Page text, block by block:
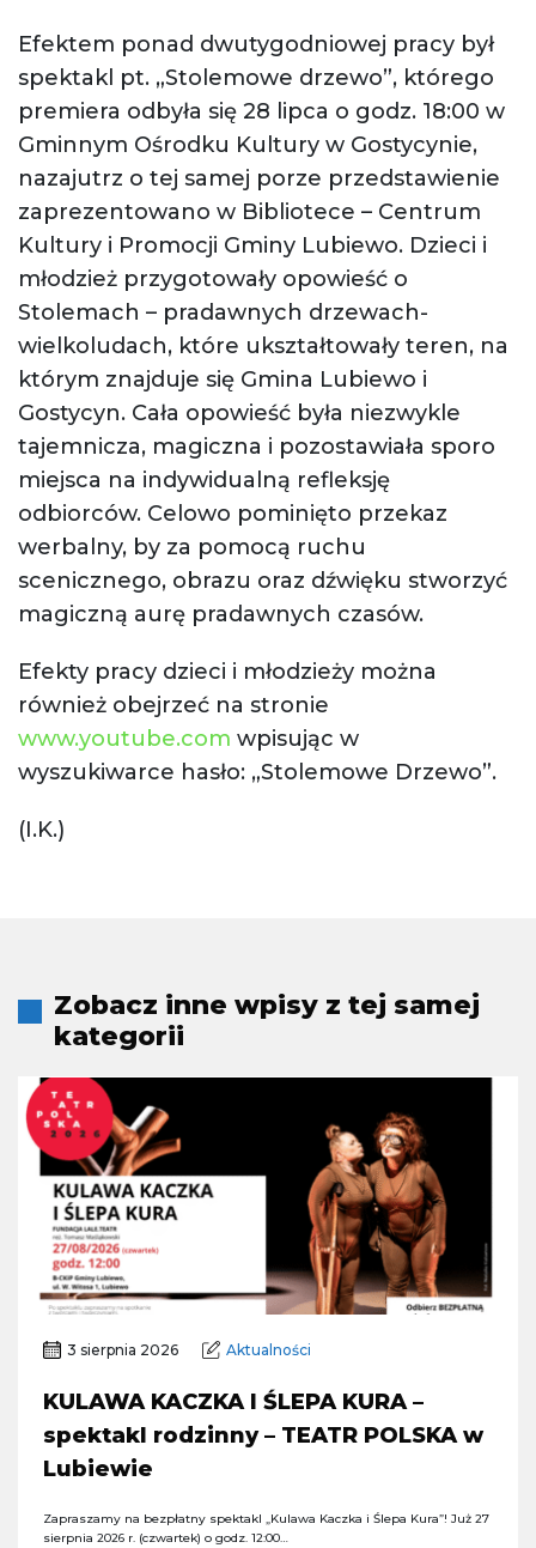
Efektem ponad dwutygodniowej pracy był
spektakl pt. „Stolemowe drzewo”, którego
premiera odbyła się 28 lipca o godz. 18:00 w
Gminnym Ośrodku Kultury w Gostycynie,
nazajutrz o tej samej porze przedstawienie
zaprezentowano w Bibliotece – Centrum
Kultury i Promocji Gminy Lubiewo. Dzieci i
młodzież przygotowały opowieść o
Stolemach – pradawnych drzewach-
wielkoludach, które ukształtowały teren, na
którym znajduje się Gmina Lubiewo i
Gostycyn. Cała opowieść była niezwykle
tajemnicza, magiczna i pozostawiała sporo
miejsca na indywidualną refleksję
odbiorców. Celowo pominięto przekaz
werbalny, by za pomocą ruchu
scenicznego, obrazu oraz dźwięku stworzyć
magiczną aurę pradawnych czasów.
Efekty pracy dzieci i młodzieży można
również obejrzeć na stronie
www.youtube.com wpisując w
wyszukiwarce hasło: „Stolemowe Drzewo”.
(I.K.)
Zobacz inne wpisy z tej samej
kategorii
3 sierpnia 2026 Aktualności
KULAWA KACZKA I ŚLEPA KURA –
spektakl rodzinny – TEATR POLSKA w
Lubiewie
Zapraszamy na bezpłatny spektakl „Kulawa Kaczka i Ślepa Kura”! Już 27
sierpnia 2026 r. (czwartek) o godz. 12:00…